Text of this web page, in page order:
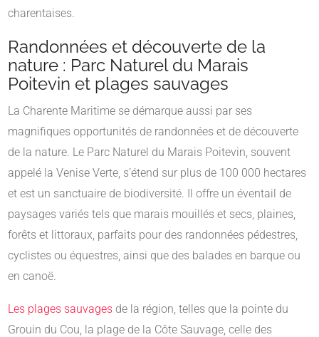
charentaises.
Randonnées et découverte de la
nature : Parc Naturel du Marais
Poitevin et plages sauvages
La Charente Maritime se démarque aussi par ses
magnifiques opportunités de randonnées et de découverte
de la nature. Le Parc Naturel du Marais Poitevin, souvent
appelé la Venise Verte, s’étend sur plus de 100 000 hectares
et est un sanctuaire de biodiversité. Il offre un éventail de
paysages variés tels que marais mouillés et secs, plaines,
forêts et littoraux, parfaits pour des randonnées pédestres,
cyclistes ou équestres, ainsi que des balades en barque ou
en canoë.
Les plages sauvages de la région, telles que la pointe du
Grouin du Cou, la plage de la Côte Sauvage, celle des